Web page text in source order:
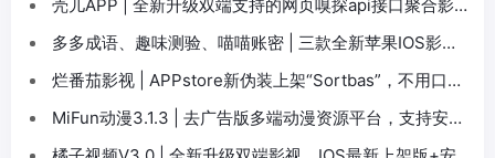
壳儿APP | 全新升级双端支持的网页嗅探api接口聚合影
视神器，同时支持影视订阅+小说书源
多多成语、趣味测验、喵喵账密 | 三款全新苹果IOS影视
APP上架，无需解锁多线路蓝光追剧
烂番茄影视 | APPstore新伪装上架“Sortbas”，不用口令
MiFun动漫3.1.3 | 去广告版多端动漫资源平台，支持安
卓、IOS、WEB在线看动漫